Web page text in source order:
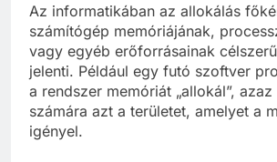
Az informatikában az allokálás
számítógép memóriájának,
vagy egyéb erőforrásainak
jelenti. Például egy futó szoftver
a rendszer memóriát „allokál”,
számára azt a területet, amelyet a
igényel.